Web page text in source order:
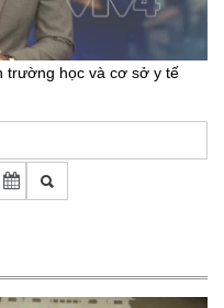
trường học và cơ sở y tế